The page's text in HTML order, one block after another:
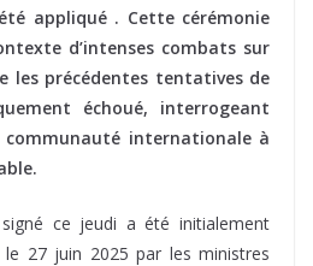
appliqué . Cette cérémonie
d’intenses combats sur
les précédentes tentatives de
échoué, interrogeant
internationale à
ce jeudi a été initialement
le 27 juin 2025 par les ministres